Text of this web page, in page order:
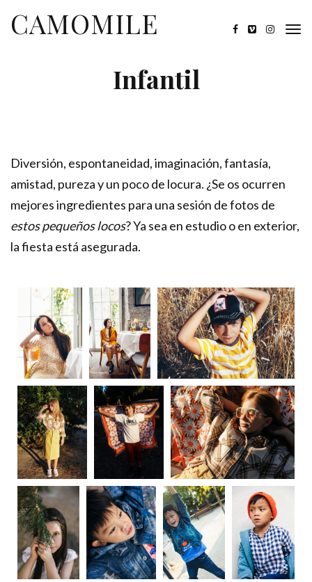
CAMOMILE
Infantil
Diversión, espontaneidad, imaginación, fantasía,
amistad, pureza y un poco de locura. ¿Se os ocurren
mejores ingredientes para una sesión de fotos de
estos pequeños locos? Ya sea en estudio o en exterior,
la fiesta está asegurada.